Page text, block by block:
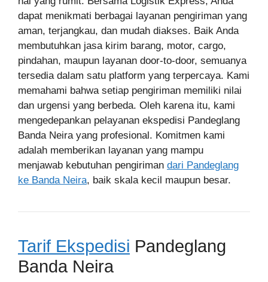
dapat menikmati berbagai layanan pengiriman yang
aman, terjangkau, dan mudah diakses. Baik Anda
membutuhkan jasa kirim barang, motor, cargo,
pindahan, maupun layanan door-to-door, semuanya
tersedia dalam satu platform yang terpercaya. Kami
memahami bahwa setiap pengiriman memiliki nilai
dan urgensi yang berbeda. Oleh karena itu, kami
mengedepankan pelayanan ekspedisi Pandeglang
Banda Neira yang profesional. Komitmen kami
adalah memberikan layanan yang mampu
menjawab kebutuhan pengiriman dari Pandeglang
ke Banda Neira, baik skala kecil maupun besar.
Tarif Ekspedisi Pandeglang
Banda Neira